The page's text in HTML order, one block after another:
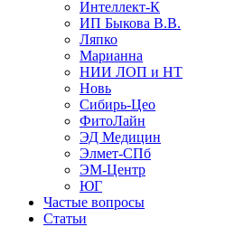
Интеллект-К
ИП Быкова В.В.
Ляпко
Марианна
НИИ ЛОП и НТ
Новь
Сибирь-Цео
ФитоЛайн
ЭД Медицин
Элмет-СПб
ЭМ-Центр
ЮГ
Частые вопросы
Статьи